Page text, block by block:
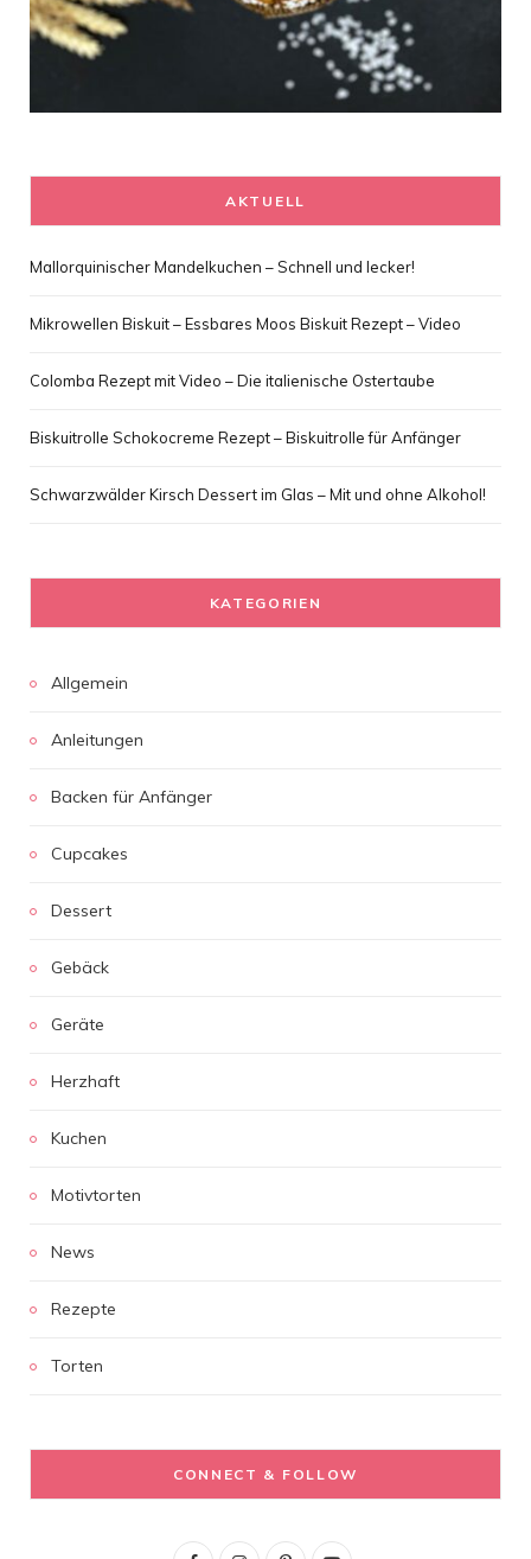
AKTUELL
Mallorquinischer Mandelkuchen – Schnell und lecker!
Mikrowellen Biskuit – Essbares Moos Biskuit Rezept – Video
Colomba Rezept mit Video – Die italienische Ostertaube
Biskuitrolle Schokocreme Rezept – Biskuitrolle für Anfänger
Schwarzwälder Kirsch Dessert im Glas – Mit und ohne Alkohol!
KATEGORIEN
Allgemein
Anleitungen
Backen für Anfänger
Cupcakes
Dessert
Gebäck
Geräte
Herzhaft
Kuchen
Motivtorten
News
Rezepte
Torten
CONNECT & FOLLOW